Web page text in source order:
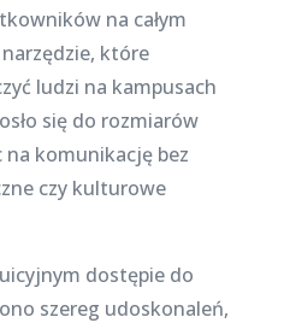
na całym
które
ludzi na kampusach
się do rozmiarów
komunikację bez
czy kulturowe
dostępie do
szereg udoskonaleń,